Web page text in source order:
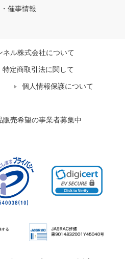
催事情報
ネル株式会社について
特定商取引法に関して
個人情報保護について
売希望の事業者募集中